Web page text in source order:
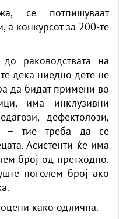
се потпишуваат
а конкурсот за 200-те
раководствата на
дека ниедно дете не
да бидат примени во
има инклузивни
дефектолози,
– тие треба да се
Асистенти ќе има
број од претходно.
поголем број ако
оцени како одлична.